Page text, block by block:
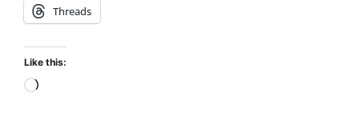
Threads
Like this: